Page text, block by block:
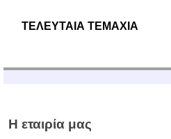
ΤΕΛΕΥΤΑΙΑ ΤΕΜΑΧΙΑ
Η εταιρία μας